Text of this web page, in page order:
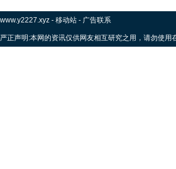
www.y2227.xyz - 移动站 - 广告联系
严正声明:本网的资讯仅供网友相互研究之用，请勿使用